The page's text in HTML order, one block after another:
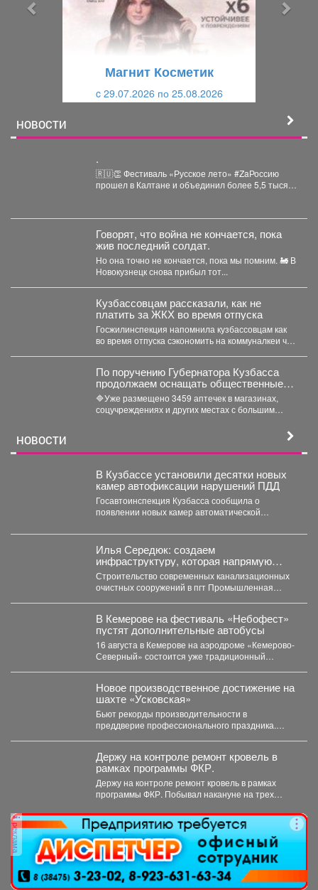
Магнит Косметик
c 29.07.2026 по 25.08.2026
НОВОСТИ
.
🇷🇺👏 Фестиваль «Русское лето» #ZaРоссию
прошел в Калтане и объединил более 5,5 тысяч
Говорят, что война не кончается, пока
жив последний солдат.
Но она точно не кончается, пока мы помним. 🚂 В
Новокузнецк снова прибыл тот...
Кузбассовцам рассказали, как не
платить за ЖКХ во время отпуска
Госжилинспекция напомнила кузбассовцам как
во время отпуска сэкономить на коммуналкеи что
По поручению Губернатора Кузбасса
продолжаем оснащать общественные
пространства аптечками первой
помощи.
🔷Уже размещено 3459 аптечек в магазинах,
соцучреждениях и других местах с большим
НОВОСТИ
В Кузбассе установили десятки новых
камер автофиксации нарушений ПДД
Госавтоинспекция Кузбасса сообщила о
появлении новых камер автоматической
движения. С начала...
Илья Середюк: создаем
инфраструктуру, которая напрямую
повышает качество жизни людей
Строительство современных канализационных
очистных сооружений в пгт Промышленная
В Кемерове на фестиваль «Небофест»
пустят дополнительные автобусы
16 августа в Кемерове на аэродроме «Кемерово-
Северный» состоится уже традиционный
Новое производственное достижение на
шахте «Усковская»
Бьют рекорды производительности в
преддверие профессионального праздника.
Держу на контроле ремонт кровель в
рамках программы ФКР.
Держу на контроле ремонт кровель в рамках
программы ФКР. Побывал накануне на трех
реклама